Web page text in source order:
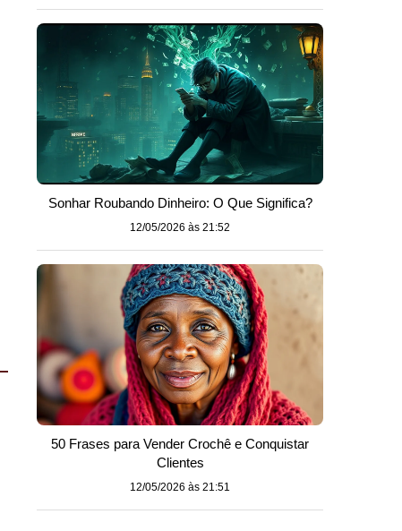
Sonhar Roubando Dinheiro: O Que Significa?
12/05/2026 às 21:52
50 Frases para Vender Crochê e Conquistar
Clientes
12/05/2026 às 21:51